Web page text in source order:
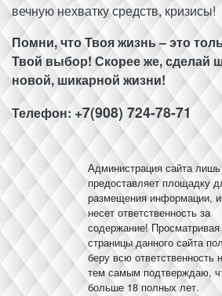
вечную нехватку средств, кризисы!
Помни, что Твоя жизнь – это
Твой выбор! Скорее же, сделай
новой, шикарной жизни!
Телефон: +7(908) 724-78-71
Администрация сайта лишь
предоставляет площадку
размещения информации,
несет ответственность за
содержание! Просматривая
страницы данного сайта
беру всю ответственность
тем самым подтверждаю,
больше 18 полных лет.